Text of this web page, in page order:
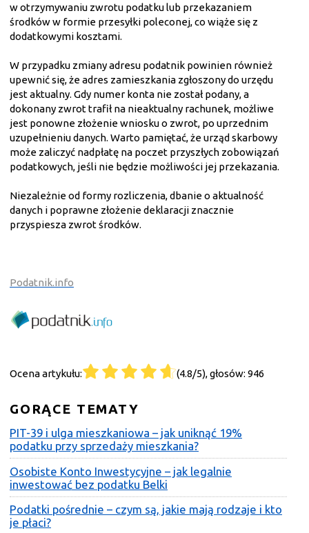
w otrzymywaniu zwrotu podatku lub przekazaniem
środków w formie przesyłki poleconej, co wiąże się z
dodatkowymi kosztami.
W przypadku zmiany adresu podatnik powinien również
upewnić się, że adres zamieszkania zgłoszony do urzędu
jest aktualny. Gdy numer konta nie został podany, a
dokonany zwrot trafił na nieaktualny rachunek, możliwe
jest ponowne złożenie wniosku o zwrot, po uprzednim
uzupełnieniu danych. Warto pamiętać, że urząd skarbowy
może zaliczyć nadpłatę na poczet przyszłych zobowiązań
podatkowych, jeśli nie będzie możliwości jej przekazania.
Niezależnie od formy rozliczenia, dbanie o aktualność
danych i poprawne złożenie deklaracji znacznie
przyspiesza zwrot środków.
Podatnik.info
Ocena artykułu: (4.8/5), głosów: 946
GORĄCE TEMATY
PIT-39 i ulga mieszkaniowa – jak uniknąć 19%
podatku przy sprzedaży mieszkania?
Osobiste Konto Inwestycyjne – jak legalnie
inwestować bez podatku Belki
Podatki pośrednie – czym są, jakie mają rodzaje i kto
je płaci?